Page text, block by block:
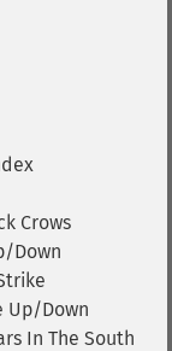
Crows
Down
Up/Down
In The South